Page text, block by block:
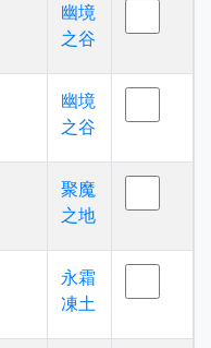
幽境
之谷
幽境
之谷
聚魔
之地
永霜
凍土